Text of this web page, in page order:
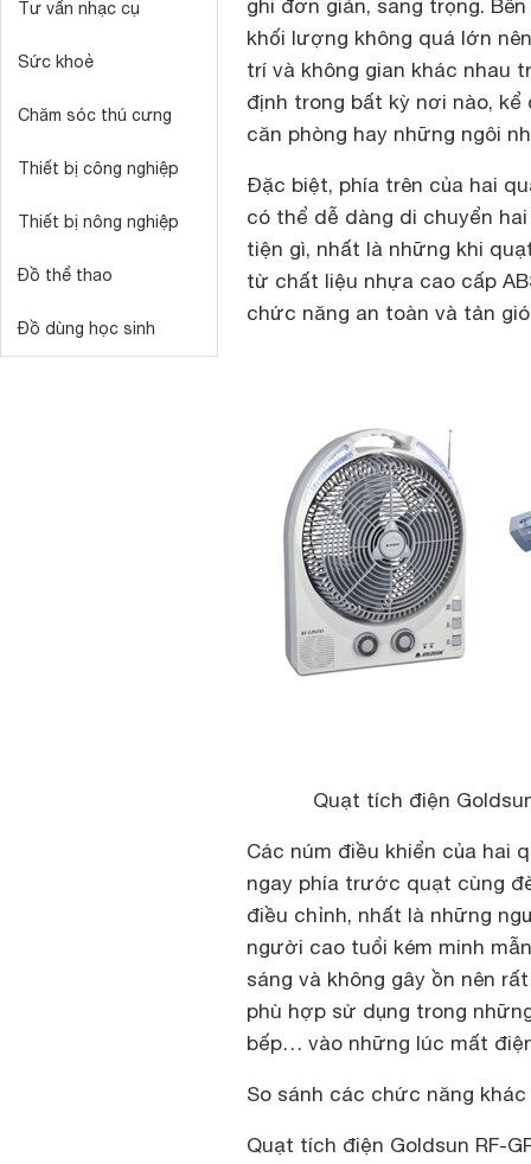
Tư vấn nhạc cụ
Sức khoẻ
Chăm sóc thú cưng
Thiết bị công nghiệp
Thiết bị nông nghiệp
Đồ thể thao
Đồ dùng học sinh
ghi đơn giản, sang trọng.
khối lượng không quá lớn
trí và không gian khác nhau
định trong bất kỳ nơi nào,
căn phòng hay những ngôi
Đặc biệt, phía trên của hai
có thể dễ dàng di chuyển
tiện gì, nhất là những khi
từ chất liệu nhựa cao cấp
chức năng an toàn và tản
Quạt tích điện
Các núm điều khiển của hai
ngay phía trước quạt cùng
điều chỉnh, nhất là những
người cao tuổi kém minh
sáng và không gây ồn nên
phù hợp sử dụng trong
bếp… vào những lúc mất
So sánh các chức năng khác
Quạt tích điện Goldsun RF-